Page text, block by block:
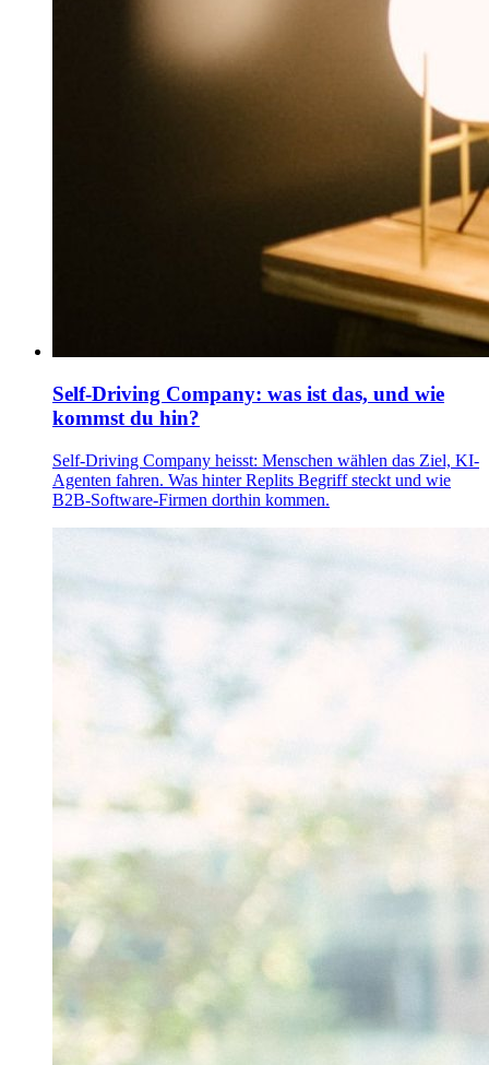
Self-Driving Company: was ist das, und wie
kommst du hin?
Self-Driving Company heisst: Menschen wählen das Ziel, KI-
Agenten fahren. Was hinter Replits Begriff steckt und wie
B2B-Software-Firmen dorthin kommen.